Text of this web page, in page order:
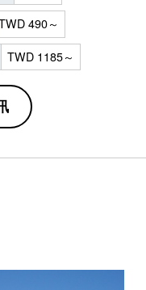
490～
TWD 1185～